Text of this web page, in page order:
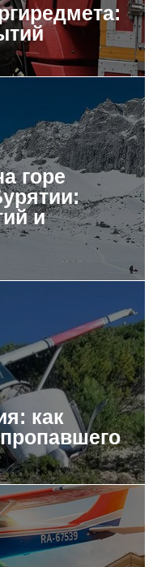
горе
и
как